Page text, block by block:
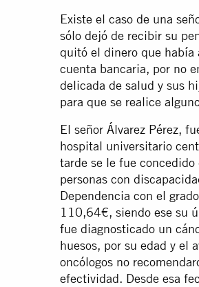
Existe el caso de una
sólo dejó de recibir su
quitó el dinero que había
cuenta bancaria, por no
delicada de salud y sus
para que se realice
El señor Álvarez Pérez,
hospital universitario
tarde se le fue
personas con
Dependencia con el
110,64€, siendo ese su
fue diagnosticado un
huesos, por su edad y el
oncólogos no
efectividad. Desde esa